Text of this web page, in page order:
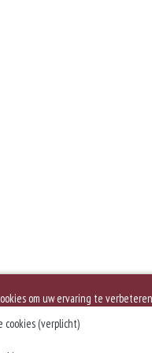
om uw ervaring te
cookies (verplicht)